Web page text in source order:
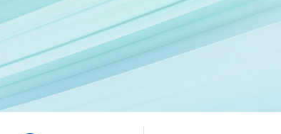
められます。
サブスクの無料体験はこちら
に必要なメンタルヘルス対策サービスを